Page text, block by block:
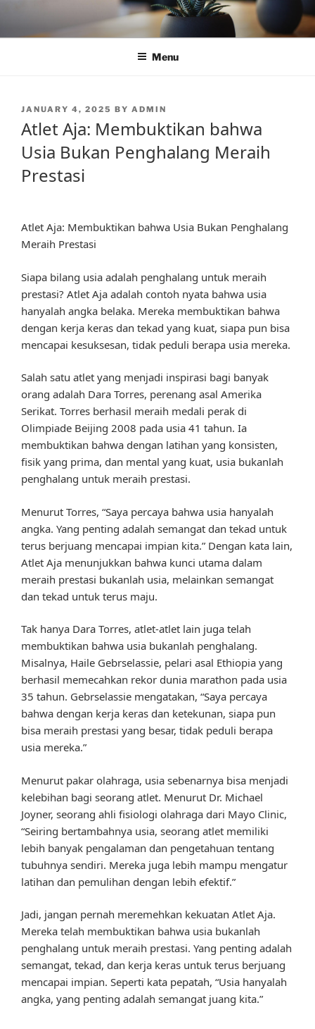
content
Menu
POSTED
JANUARY 4, 2025 BY ADMIN
Atlet Aja: Membuktikan bahwa
Usia Bukan Penghalang Meraih
Prestasi
Atlet Aja: Membuktikan bahwa Usia Bukan Penghalang
Meraih Prestasi
Siapa bilang usia adalah penghalang untuk meraih
prestasi? Atlet Aja adalah contoh nyata bahwa usia
hanyalah angka belaka. Mereka membuktikan bahwa
dengan kerja keras dan tekad yang kuat, siapa pun bisa
mencapai kesuksesan, tidak peduli berapa usia mereka.
Salah satu atlet yang menjadi inspirasi bagi banyak
orang adalah Dara Torres, perenang asal Amerika
Serikat. Torres berhasil meraih medali perak di
Olimpiade Beijing 2008 pada usia 41 tahun. Ia
membuktikan bahwa dengan latihan yang konsisten,
fisik yang prima, dan mental yang kuat, usia bukanlah
penghalang untuk meraih prestasi.
Menurut Torres, “Saya percaya bahwa usia hanyalah
angka. Yang penting adalah semangat dan tekad untuk
terus berjuang mencapai impian kita.” Dengan kata lain,
Atlet Aja menunjukkan bahwa kunci utama dalam
meraih prestasi bukanlah usia, melainkan semangat
dan tekad untuk terus maju.
Tak hanya Dara Torres, atlet-atlet lain juga telah
membuktikan bahwa usia bukanlah penghalang.
Misalnya, Haile Gebrselassie, pelari asal Ethiopia yang
berhasil memecahkan rekor dunia marathon pada usia
35 tahun. Gebrselassie mengatakan, “Saya percaya
bahwa dengan kerja keras dan ketekunan, siapa pun
bisa meraih prestasi yang besar, tidak peduli berapa
usia mereka.”
Menurut pakar olahraga, usia sebenarnya bisa menjadi
kelebihan bagi seorang atlet. Menurut Dr. Michael
Joyner, seorang ahli fisiologi olahraga dari Mayo Clinic,
“Seiring bertambahnya usia, seorang atlet memiliki
lebih banyak pengalaman dan pengetahuan tentang
tubuhnya sendiri. Mereka juga lebih mampu mengatur
latihan dan pemulihan dengan lebih efektif.”
Jadi, jangan pernah meremehkan kekuatan Atlet Aja.
Mereka telah membuktikan bahwa usia bukanlah
penghalang untuk meraih prestasi. Yang penting adalah
semangat, tekad, dan kerja keras untuk terus berjuang
mencapai impian. Seperti kata pepatah, “Usia hanyalah
angka, yang penting adalah semangat juang kita.”